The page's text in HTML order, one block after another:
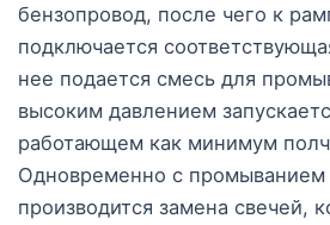
бензопровод, после чего к
подключается
нее подается смесь для
высоким давлением
работающем как минимум
Одновременно с промыванием
производится замена свечей,